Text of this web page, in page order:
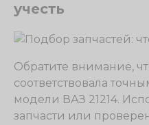
учесть
Обратите внимание,
соответствовала
модели ВАЗ 21214.
запчасти или